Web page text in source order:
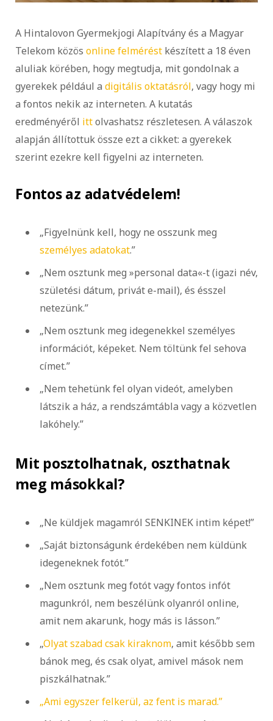
A Hintalovon Gyermekjogi Alapítvány és a Magyar
Telekom közös online felmérést készített a 18 éven
aluliak körében, hogy megtudja, mit gondolnak a
gyerekek például a digitális oktatásról, vagy hogy mi
a fontos nekik az interneten. A kutatás
eredményéről ittolvashatsz részletesen. A válaszok
alapján állítottuk össze ezt a cikket: a gyerekek
szerint ezekre kell figyelni az interneten.
Fontos az adatvédelem!
„Figyelnünk kell, hogy ne osszunk meg
személyes adatokat.”
„Nem osztunk meg »personal data«-t (igazi név,
születési dátum, privát e-mail), és ésszel
netezünk.”
„Nem osztunk meg idegenekkel személyes
információt, képeket. Nem töltünk fel sehova
címet.”
„Nem tehetünk fel olyan videót, amelyben
látszik a ház, a rendszámtábla vagy a közvetlen
lakóhely.”
Mit posztolhatnak, oszthatnak
meg másokkal?
„Ne küldjek magamról SENKINEK intim képet!”
„Saját biztonságunk érdekében nem küldünk
idegeneknek fotót.”
„Nem osztunk meg fotót vagy fontos infót
magunkról, nem beszélünk olyanról online,
amit nem akarunk, hogy más is lásson.”
„Olyat szabad csak kiraknom, amit később sem
bánok meg, és csak olyat, amivel mások nem
piszkálhatnak.”
„Ami egyszer felkerül, az fent is marad.”